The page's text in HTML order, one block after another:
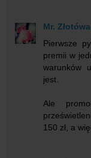
Mr. Złotówa
Pierwsze
premii w
warunków
jest.
Ale
150 zł, a